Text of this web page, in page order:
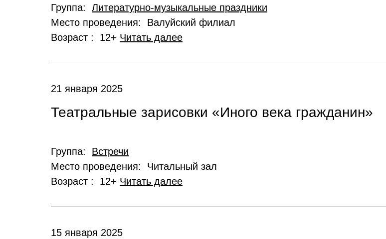
Группа: Литературно-музыкальные праздники
Место проведения: Валуйский филиал
Возраст : 12+ Читать далее
21 января 2025
Театральные зарисовки «Иного века гражданин»
Группа: Встречи
Место проведения: Читальный зал
Возраст : 12+ Читать далее
15 января 2025